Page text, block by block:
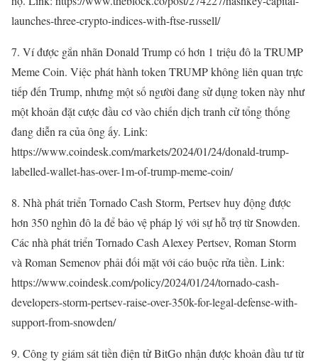
launches-three-crypto-indices-with-ftse-russell/
7. Ví được gắn nhãn Donald Trump có hơn 1 triệu đô la TRUMP
Meme Coin. Việc phát hành token TRUMP không liên quan trực
tiếp đến Trump, nhưng một số người đang sử dụng token này như
một khoản đặt cược đầu cơ vào chiến dịch tranh cử tổng thống
đang diễn ra của ông ấy. Link:
https://www.coindesk.com/markets/2024/01/24/donald-trump-
labelled-wallet-has-over-1m-of-trump-meme-coin/
8. Nhà phát triển Tornado Cash Storm, Pertsev huy động được
hơn 350 nghìn đô la để bảo vệ pháp lý với sự hỗ trợ từ Snowden.
Các nhà phát triển Tornado Cash Alexey Pertsev, Roman Storm
và Roman Semenov phải đối mặt với cáo buộc rửa tiền. Link:
https://www.coindesk.com/policy/2024/01/24/tornado-cash-
developers-storm-pertsev-raise-over-350k-for-legal-defense-with-
support-from-snowden/
9. Công ty giám sát tiền điện tử BitGo nhận được khoản đầu tư từ